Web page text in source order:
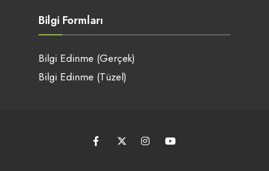
Bilgi Formları
Bilgi Edinme (Gerçek)
Bilgi Edinme (Tüzel)